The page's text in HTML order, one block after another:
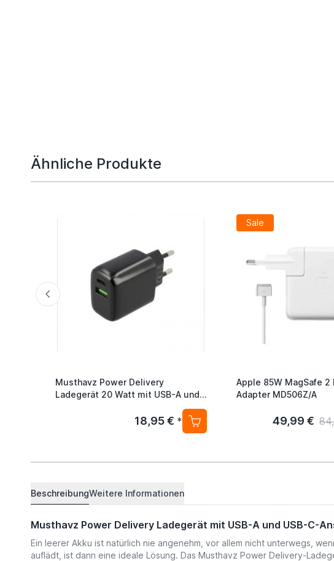
Ähnliche Produkte
Musthavz Power Delivery
Ladegerät 20 Watt mit USB-A und
18,95 € *
Sale
Apple 85W MagSafe 2
Adapter MD506Z/A
49,99 €
BeschreibungWeitere Informationen
Musthavz Power Delivery Ladegerät mit USB-A und USB-C-
Ein leerer Akku ist natürlich nie angenehm, vor allem nicht unterwegs,
auflädt, ist dann eine ideale Lösung. Das Musthavz Power Delivery-